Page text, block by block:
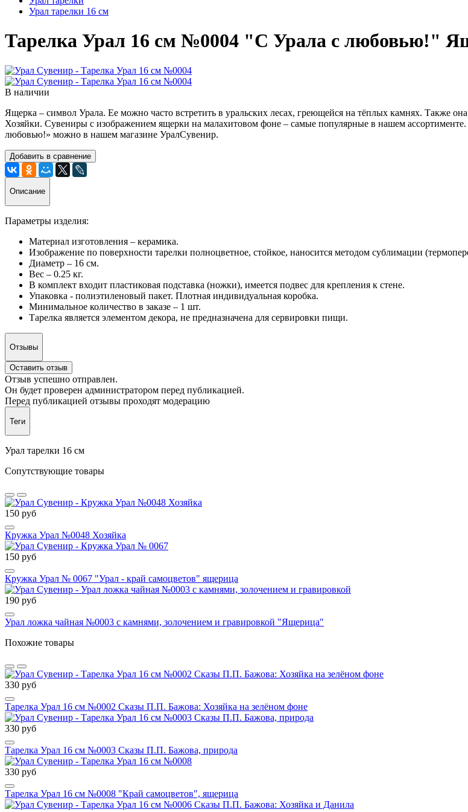
Урал тарелки 16 см
Тарелка Урал 16 см №0004 "С Урала с любовью!"
В наличии
Ящерка – символ Урала. Ее можно часто встретить в уральских лесах, греющейся на тёплых камнях. Также
Хозяйки. Сувениры с изображением ящерки на малахитовом фоне – самые популярные в нашем
любовью!» можно в нашем магазине УралСувенир.
Добавить в сравнение
Описание
Параметры изделия:
Материал изготовления – керамика.
Изображение по поверхности тарелки полноцветное, стойкое, наносится методом сублимации
Диаметр – 16 см.
Вес – 0.25 кг.
В комплект входит пластиковая подставка (ножки), имеется подвес для крепления к стене.
Упаковка - полиэтиленовый пакет. Плотная индивидуальная коробка.
Минимальное количество в заказе – 1 шт.
Тарелка является элементом декора, не предназначена для сервировки пищи.
Отзывы
Оставить отзыв
Отзыв успешно отправлен.
Он будет проверен администратором перед публикацией.
Перед публикацией отзывы проходят модерацию
Теги
Урал тарелки 16 см
Сопутствующие товары
150 руб
Кружка Урал №0048 Хозяйка
150 руб
Кружка Урал № 0067 "Урал - край самоцветов" ящерица
190 руб
Урал ложка чайная №0003 с камнями, золочением и гравировкой "Ящерица"
Похожие товары
330 руб
Тарелка Урал 16 см №0002 Сказы П.П. Бажова: Хозяйка на зелёном фоне
330 руб
Тарелка Урал 16 см №0003 Сказы П.П. Бажова, природа
330 руб
Тарелка Урал 16 см №0008 "Край самоцветов", ящерица